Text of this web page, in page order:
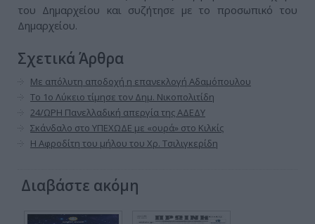
του Δημαρχείου και συζήτησε με το προσωπικό του
Δημαρχείου.
Σχετικά Άρθρα
Με απόλυτη αποδοχή η επανεκλογή Αδαμόπουλου
Το 1ο Λύκειο τίμησε τον Δημ. Νικοπολιτίδη
24/ΩΡΗ Πανελλαδική απεργία της ΑΔΕΔΥ
Σκάνδαλο στο ΥΠΕΧΩΔΕ με «ουρά» στο Κιλκίς
Η Αφροδίτη του μήλου του Χρ. Τσιλιγκερίδη
Διαβάστε ακόμη